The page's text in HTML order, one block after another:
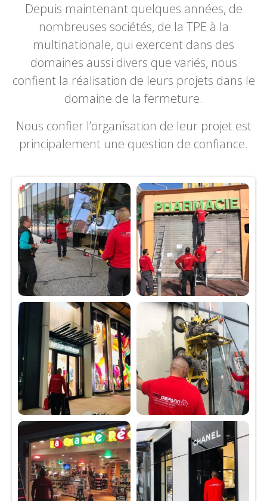
Depuis maintenant quelques années, de
nombreuses sociétés, de la TPE à la
multinationale, qui exercent dans des
domaines aussi divers que variés, nous
confient la réalisation de leurs projets dans le
domaine de la fermeture.
Nous confier l’organisation de leur projet est
principalement une question de confiance.